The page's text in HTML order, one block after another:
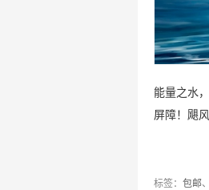
能量之水
屏障！飓
标签： 包邮、